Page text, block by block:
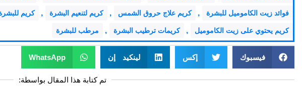
فوائد زيت الكاموميل للبشرة , كريم علاج حروق الشمس , كريم لتنعيم البشرة , كريم
كريم يحتوي على زيت الكاموميل , كريمات ترطيب البشرة , مرطب للبشرة
فيسبوك إكس لينكيد إن WhatsApp
تم كتابة هذا المقال بواسطة: